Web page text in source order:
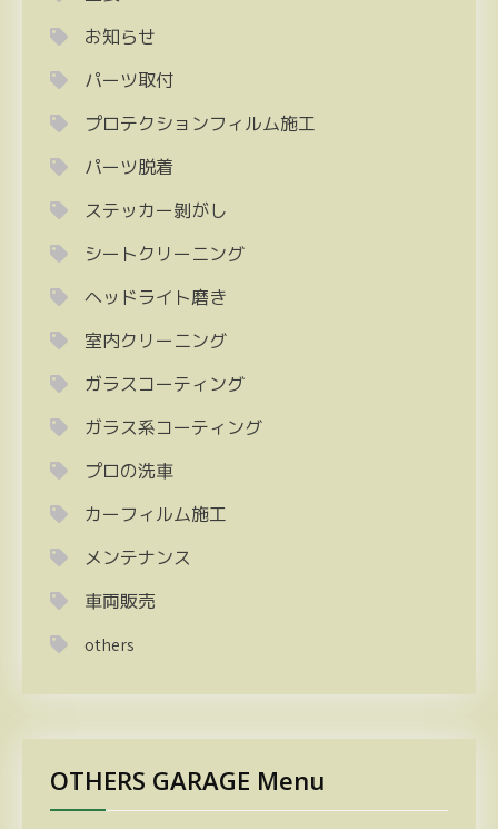
お知らせ
パーツ取付
プロテクションフィルム施工
パーツ脱着
ステッカー剝がし
シートクリーニング
ヘッドライト磨き
室内クリーニング
ガラスコーティング
ガラス系コーティング
プロの洗車
カーフィルム施工
メンテナンス
車両販売
others
OTHERS GARAGE Menu